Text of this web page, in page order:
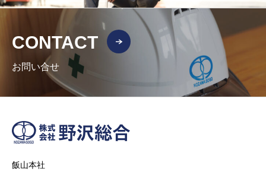
CONTACT
お問い合せ
飯山本社